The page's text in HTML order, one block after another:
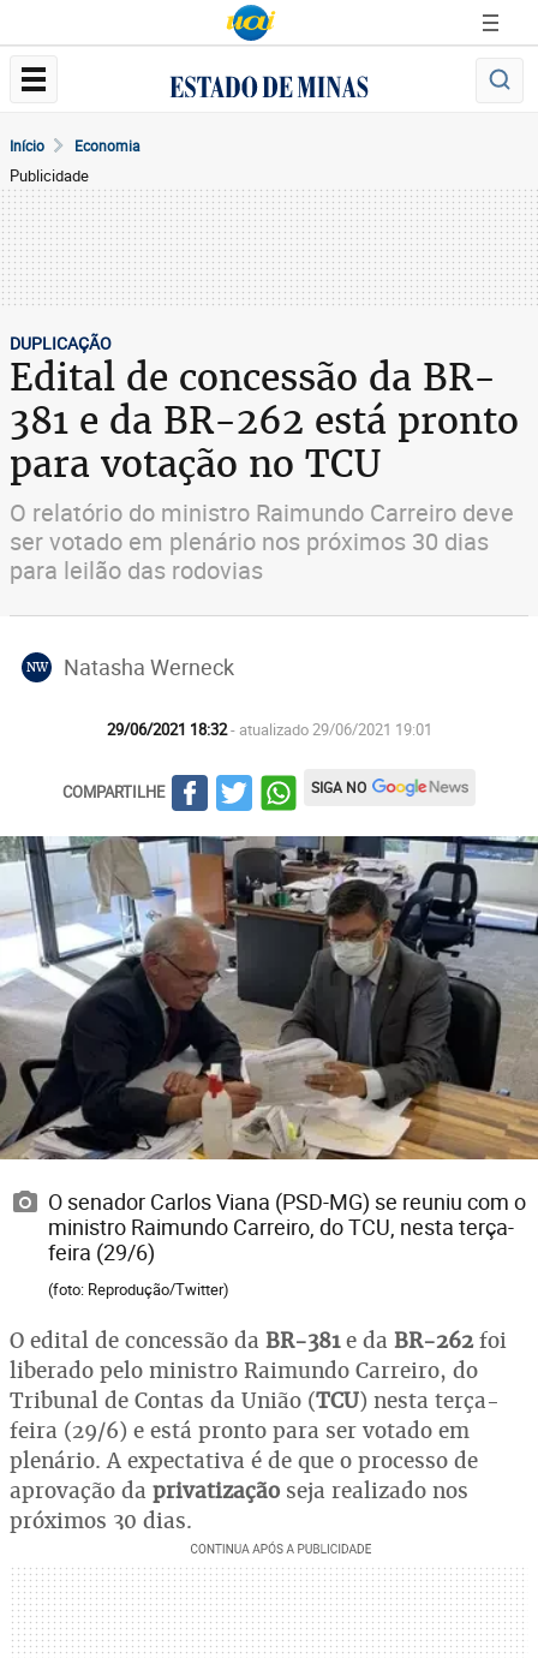
Início Economia
Publicidade
DUPLICAÇÃO
Edital de concessão da BR-
381 e da BR-262 está pronto
para votação no TCU
O relatório do ministro Raimundo Carreiro deve
ser votado em plenário nos próximos 30 dias
para leilão das rodovias
NW Natasha Werneck
29/06/2021 18:32- atualizado 29/06/2021 19:01
COMPARTILHE SIGA NO
O senador Carlos Viana (PSD-MG) se reuniu com o
ministro Raimundo Carreiro, do TCU, nesta terça-
feira (29/6)
(foto: Reprodução/Twitter)
O edital de concessão da BR-381e da BR-262foi
liberado pelo ministro Raimundo Carreiro, do
Tribunal de Contas da União (TCU) nesta terça-
feira (29/6) e está pronto para ser votado em
plenário. A expectativa é de que o processo de
aprovação da privatização seja realizado nos
próximos 30 dias.